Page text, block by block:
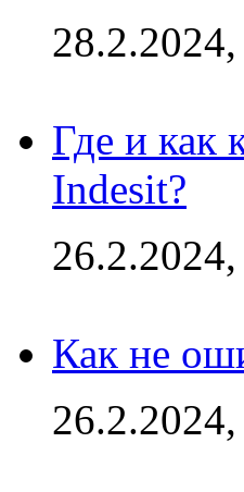
Где и как
Indesit?
Как не